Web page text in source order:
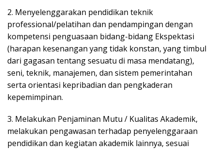
2. Menyelenggarakan pendidikan teknik
professional/pelatihan dan pendampingan dengan
kompetensi penguasaan bidang-bidang Ekspektasi
(harapan kesenangan yang tidak konstan, yang timbul
dari gagasan tentang sesuatu di masa mendatang),
seni, teknik, manajemen, dan sistem pemerintahan
serta orientasi kepribadian dan pengkaderan
kepemimpinan.
3. Melakukan Penjaminan Mutu / Kualitas Akademik,
melakukan pengawasan terhadap penyelenggaraan
pendidikan dan kegiatan akademik lainnya, sesuai